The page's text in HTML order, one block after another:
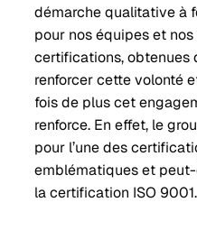
démarche qualitative à
pour nos équipes et nos
certifications, obtenues
renforcer cette volonté
fois de plus cet
renforce. En effet, le
pour l’une des
emblématiques et
la certification ISO 9001.